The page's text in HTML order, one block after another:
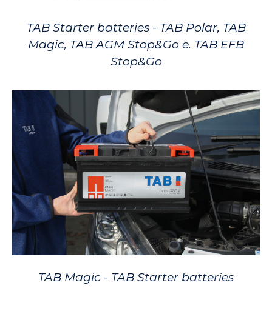
TAB Starter batteries - TAB Polar, TAB
Magic, TAB AGM Stop&Go e. TAB EFB
Stop&Go
TAB Magic - TAB Starter batteries